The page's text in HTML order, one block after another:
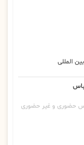
المللی
حضوری و غیر حضوری